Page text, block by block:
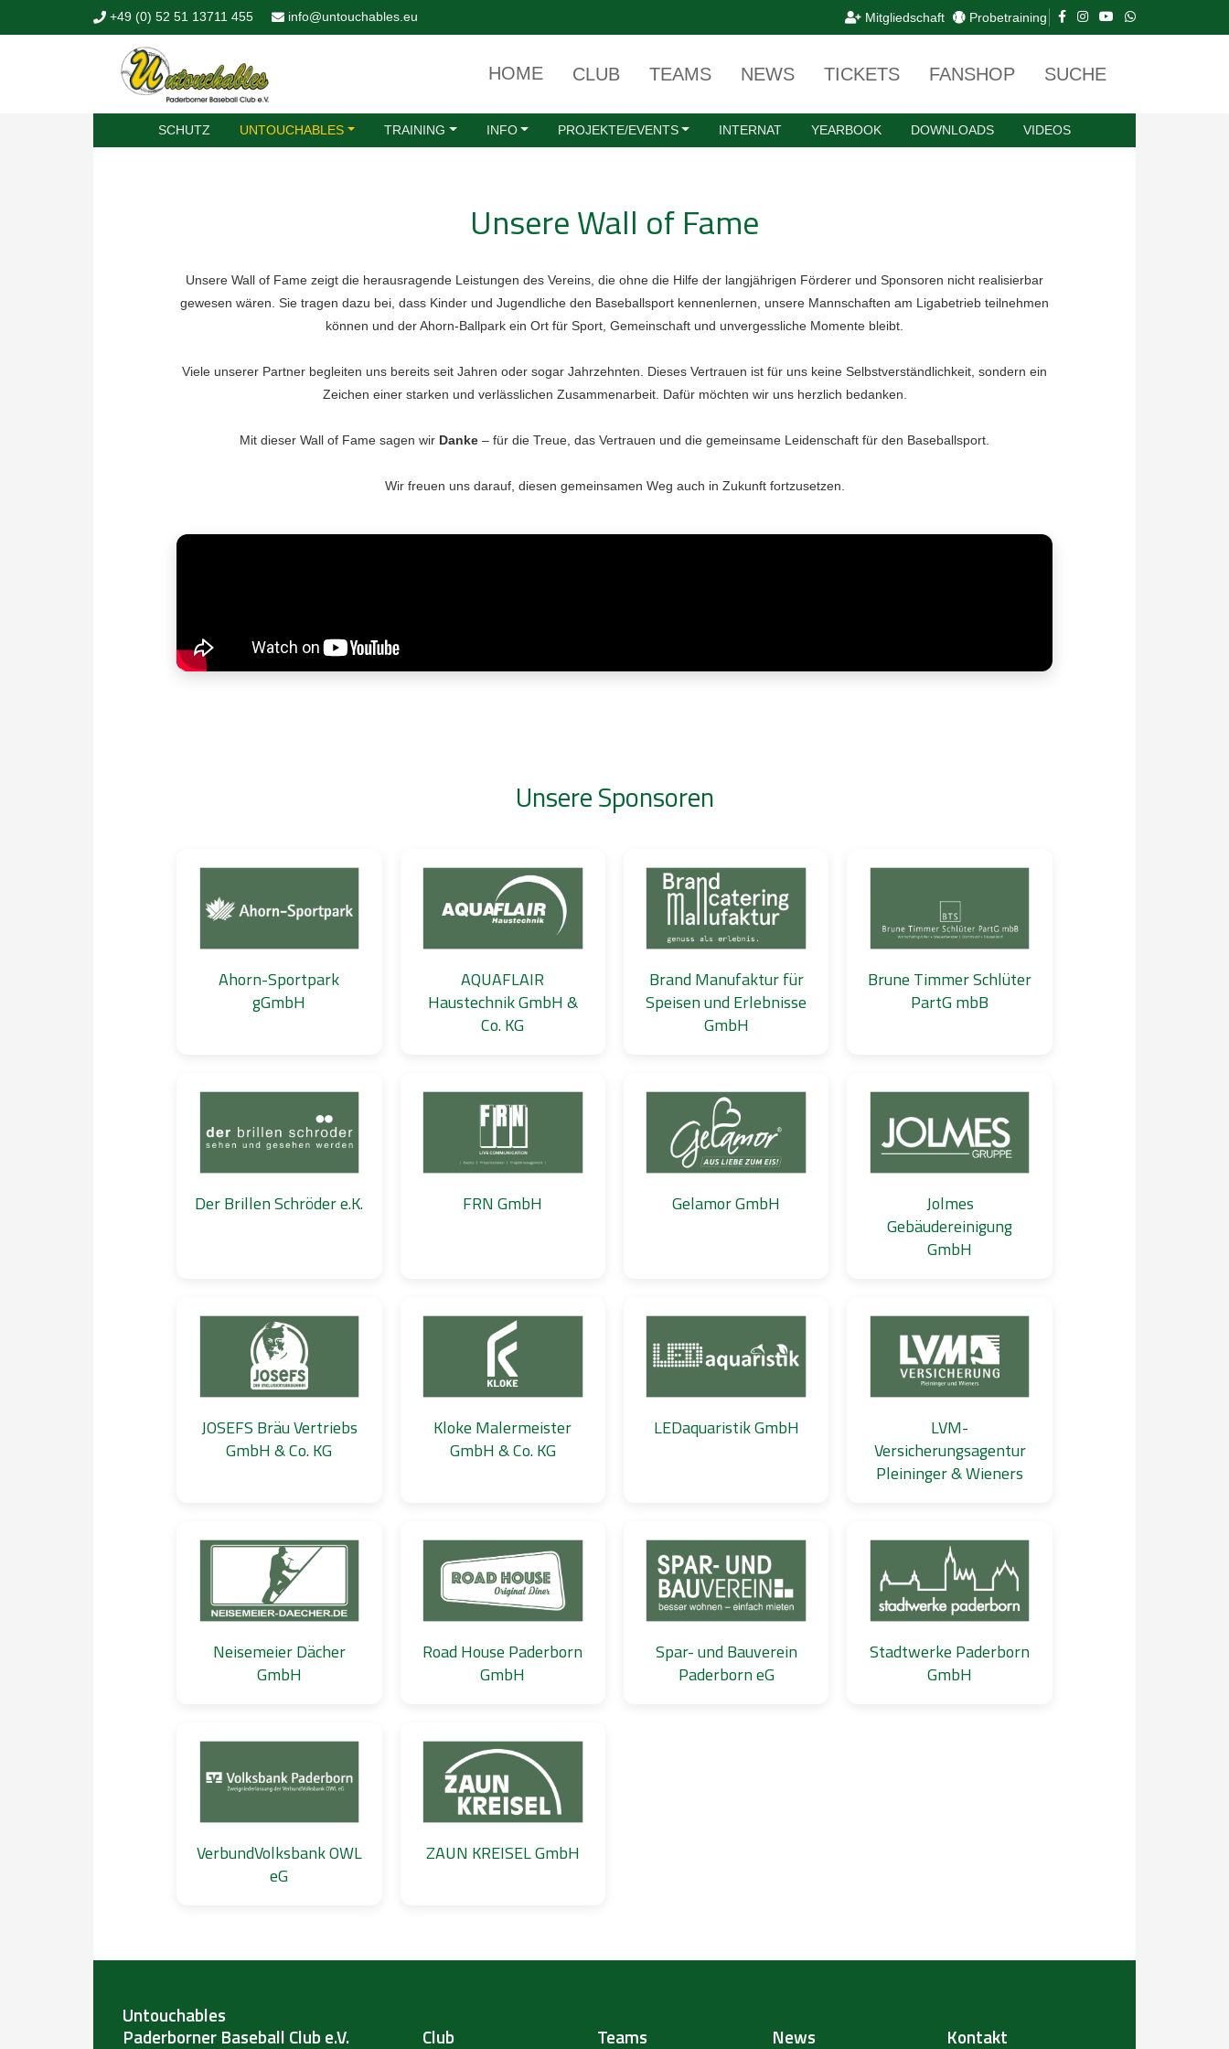
+49 (0) 52 51 13711 455 info@untouchables.eu Mitgliedschaft Probetraining
HOME CLUB TEAMS NEWS TICKETS FANSHOP SUCHE
SCHUTZ UNTOUCHABLES TRAINING INFO PROJEKTE/EVENTS INTERNAT YEARBOOK DOWNLOADS VIDEOS
Unsere Wall of Fame
Unsere Wall of Fame zeigt die herausragende Leistungen des Vereins, die ohne die Hilfe der langjährigen Förderer und Sponsoren nicht realisierbar
gewesen wären. Sie tragen dazu bei, dass Kinder und Jugendliche den Baseballsport kennenlernen, unsere Mannschaften am Ligabetrieb teilnehmen
können und der Ahorn-Ballpark ein Ort für Sport, Gemeinschaft und unvergessliche Momente bleibt.
Viele unserer Partner begleiten uns bereits seit Jahren oder sogar Jahrzehnten. Dieses Vertrauen ist für uns keine Selbstverständlichkeit, sondern ein
Zeichen einer starken und verlässlichen Zusammenarbeit. Dafür möchten wir uns herzlich bedanken.
Mit dieser Wall of Fame sagen wir Danke – für die Treue, das Vertrauen und die gemeinsame Leidenschaft für den Baseballsport.
Wir freuen uns darauf, diesen gemeinsamen Weg auch in Zukunft fortzusetzen.
Unsere Sponsoren
Ahorn-Sportpark
gGmbH
AQUAFLAIR
Haustechnik GmbH &
Co. KG
Brand Manufaktur für
Speisen und Erlebnisse
GmbH
Brune Timmer Schlüter
PartG mbB
Der Brillen Schröder e.K. FRN GmbH Gelamor GmbH
Jolmes
Gebäudereinigung
GmbH
JOSEFS Bräu Vertriebs
GmbH & Co. KG
Kloke Malermeister
GmbH & Co. KG
LEDaquaristik GmbH
LVM-
Versicherungsagentur
Pleininger & Wieners
Neisemeier Dächer
GmbH
Road House Paderborn
GmbH
Spar- und Bauverein
Paderborn eG
Stadtwerke Paderborn
GmbH
VerbundVolksbank OWL
eG
ZAUN KREISEL GmbH
Untouchables
Paderborner Baseball Club e.V.
Club Teams News Kontakt